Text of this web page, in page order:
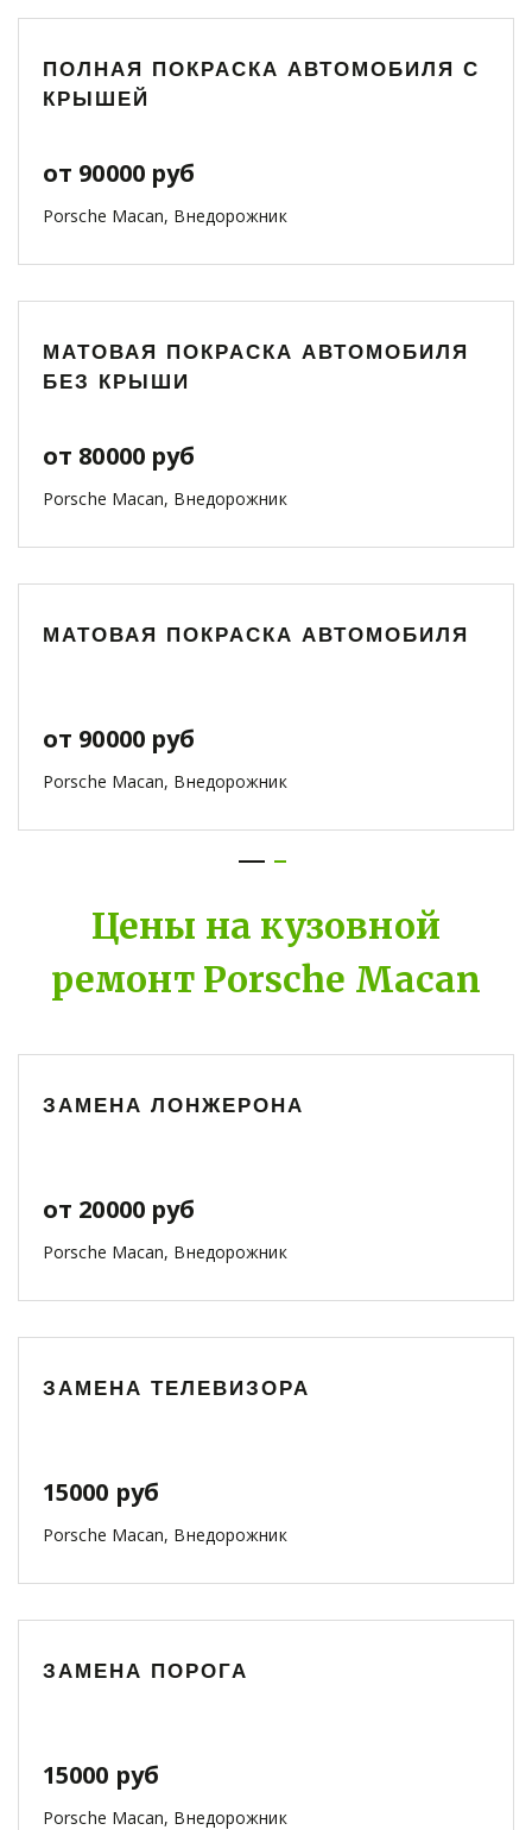
ПОЛНАЯ ПОКРАСКА АВТОМОБИЛЯ С
КРЫШЕЙ
от 90000 руб
Porsche Macan, Внедорожник
МАТОВАЯ ПОКРАСКА АВТОМОБИЛЯ
БЕЗ КРЫШИ
от 80000 руб
Porsche Macan, Внедорожник
МАТОВАЯ ПОКРАСКА АВТОМОБИЛЯ
от 90000 руб
Porsche Macan, Внедорожник
Цены на кузовной
ремонт Porsche Macan
ЗАМЕНА ЛОНЖЕРОНА
от 20000 руб
Porsche Macan, Внедорожник
ЗАМЕНА ТЕЛЕВИЗОРА
15000 руб
Porsche Macan, Внедорожник
ЗАМЕНА ПОРОГА
15000 руб
Porsche Macan, Внедорожник